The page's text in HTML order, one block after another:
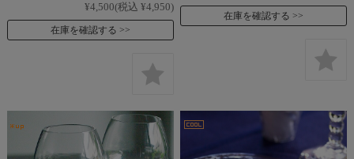
¥4,500(税込 ¥4,950)
在庫を確認する
在庫を確認する